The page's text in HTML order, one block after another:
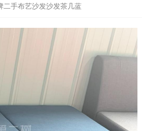
二手布艺沙发沙发茶几蓝